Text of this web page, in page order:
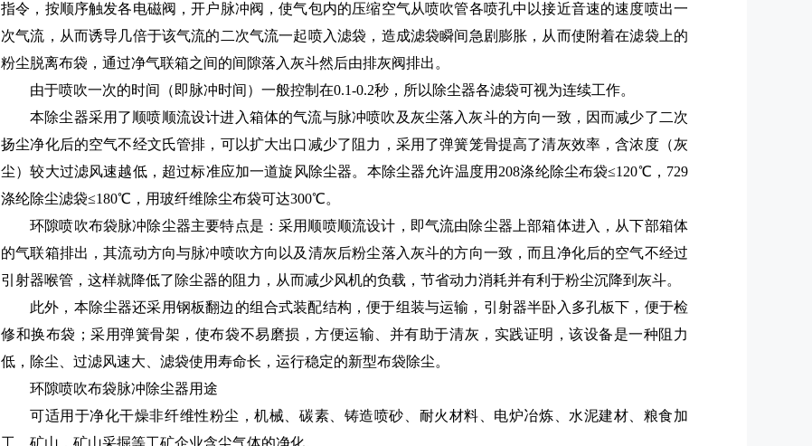
指令，按顺序触发各电磁阀，开户脉冲阀，使气包内的压缩空气从喷吹管各喷孔中以接近音速的速度喷出一
次气流，从而诱导几倍于该气流的二次气流一起喷入滤袋，造成滤袋瞬间急剧膨胀，从而使附着在滤袋上的
粉尘脱离布袋，通过净气联箱之间的间隙落入灰斗然后由排灰阀排出。
由于喷吹一次的时间（即脉冲时间）一般控制在0.1-0.2秒，所以除尘器各滤袋可视为连续工作。
本除尘器采用了顺喷顺流设计进入箱体的气流与脉冲喷吹及灰尘落入灰斗的方向一致，因而减少了二次
扬尘净化后的空气不经文氏管排，可以扩大出口减少了阻力，采用了弹簧笼骨提高了清灰效率，含浓度（灰
尘）较大过滤风速越低，超过标准应加一道旋风除尘器。本除尘器允许温度用208涤纶除尘布袋≤120℃，729
涤纶除尘滤袋≤180℃，用玻纤维除尘布袋可达300℃。
环隙喷吹布袋脉冲除尘器主要特点是：采用顺喷顺流设计，即气流由除尘器上部箱体进入，从下部箱体
的气联箱排出，其流动方向与脉冲喷吹方向以及清灰后粉尘落入灰斗的方向一致，而且净化后的空气不经过
引射器喉管，这样就降低了除尘器的阻力，从而减少风机的负载，节省动力消耗并有利于粉尘沉降到灰斗。
此外，本除尘器还采用钢板翻边的组合式装配结构，便于组装与运输，引射器半卧入多孔板下，便于检
修和换布袋；采用弹簧骨架，使布袋不易磨损，方便运输、并有助于清灰，实践证明，该设备是一种阻力
低，除尘、过滤风速大、滤袋使用寿命长，运行稳定的新型布袋除尘。
环隙喷吹布袋脉冲除尘器用途
可适用于净化干燥非纤维性粉尘，机械、碳素、铸造喷砂、耐火材料、电炉冶炼、水泥建材、粮食加
工、矿山，矿山采掘等工矿企业含尘气体的净化。